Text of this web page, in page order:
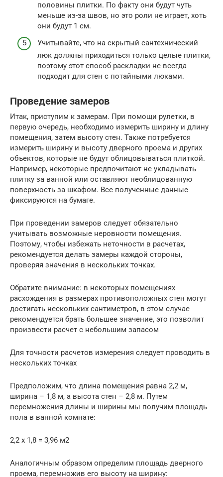
половины плитки. По факту они будут чуть
меньше из-за швов, но это роли не играет, хоть
они будут 1 см.
Учитывайте, что на скрытый сантехнический
люк должны приходиться только целые плитки,
поэтому этот способ раскладки не всегда
подходит для стен с потайными люками.
Проведение замеров
Итак, приступим к замерам. При помощи рулетки, в
первую очередь, необходимо измерить ширину и длину
помещения, затем высоту стен. Также потребуется
измерить ширину и высоту дверного проема и других
объектов, которые не будут облицовываться плиткой.
Например, некоторые предпочитают не укладывать
плитку за ванной или оставляют необлицованную
поверхность за шкафом. Все полученные данные
фиксируются на бумаге.
При проведении замеров следует обязательно
учитывать возможные неровности помещения.
Поэтому, чтобы избежать неточности в расчетах,
рекомендуется делать замеры каждой стороны,
проверяя значения в нескольких точках.
Обратите внимание: в некоторых помещениях
расхождения в размерах противоположных стен могут
достигать нескольких сантиметров, в этом случае
рекомендуется брать большее значение, это позволит
произвести расчет с небольшим запасом
Для точности расчетов измерения следует проводить в
нескольких точках
Предположим, что длина помещения равна 2,2 м,
ширина – 1,8 м, а высота стен – 2,8 м. Путем
перемножения длины и ширины мы получим площадь
пола в ванной комнате:
2,2 х 1,8 = 3,96 м2
Аналогичным образом определим площадь дверного
проема, перемножив его высоту на ширину: